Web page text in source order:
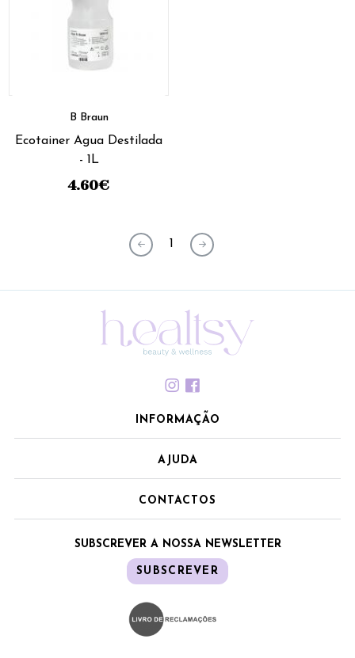
B Braun
Ecotainer Agua Destilada
- 1L
4.60€
1
INFORMAÇÃO
AJUDA
CONTACTOS
SUBSCREVER A NOSSA NEWSLETTER
SUBSCREVER